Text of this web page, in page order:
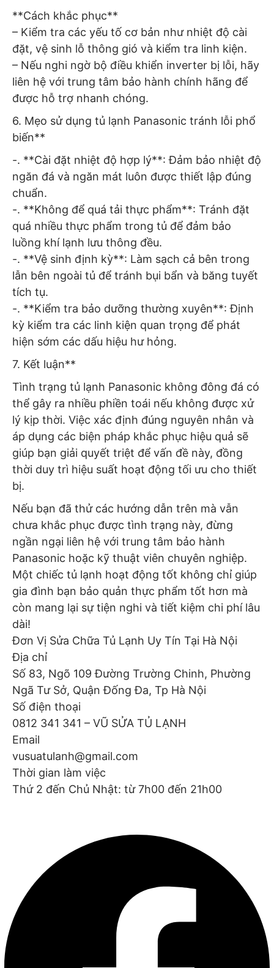
**Cách khắc phục**
– Kiểm tra các yếu tố cơ bản như nhiệt độ cài
đặt, vệ sinh lỗ thông gió và kiểm tra linh kiện.
– Nếu nghi ngờ bộ điều khiển inverter bị lỗi, hãy
liên hệ với trung tâm bảo hành chính hãng để
được hỗ trợ nhanh chóng.
6. Mẹo sử dụng tủ lạnh Panasonic tránh lỗi phổ
biến**
-. **Cài đặt nhiệt độ hợp lý**: Đảm bảo nhiệt độ
ngăn đá và ngăn mát luôn được thiết lập đúng
chuẩn.
-. **Không để quá tải thực phẩm**: Tránh đặt
quá nhiều thực phẩm trong tủ để đảm bảo
luồng khí lạnh lưu thông đều.
-. **Vệ sinh định kỳ**: Làm sạch cả bên trong
lẫn bên ngoài tủ để tránh bụi bẩn và băng tuyết
tích tụ.
-. **Kiểm tra bảo dưỡng thường xuyên**: Định
kỳ kiểm tra các linh kiện quan trọng để phát
hiện sớm các dấu hiệu hư hỏng.
7. Kết luận**
Tình trạng tủ lạnh Panasonic không đông đá có
thể gây ra nhiều phiền toái nếu không được xử
lý kịp thời. Việc xác định đúng nguyên nhân và
áp dụng các biện pháp khắc phục hiệu quả sẽ
giúp bạn giải quyết triệt để vấn đề này, đồng
thời duy trì hiệu suất hoạt động tối ưu cho thiết
bị.
Nếu bạn đã thử các hướng dẫn trên mà vẫn
chưa khắc phục được tình trạng này, đừng
ngần ngại liên hệ với trung tâm bảo hành
Panasonic hoặc kỹ thuật viên chuyên nghiệp.
Một chiếc tủ lạnh hoạt động tốt không chỉ giúp
gia đình bạn bảo quản thực phẩm tốt hơn mà
còn mang lại sự tiện nghi và tiết kiệm chi phí lâu
dài!
Đơn Vị Sửa Chữa Tủ Lạnh Uy Tín Tại Hà Nội
Địa chỉ
Số 83, Ngõ 109 Đường Trường Chinh, Phường
Ngã Tư Sở, Quận Đống Đa, Tp Hà Nội
Số điện thoại
0812 341 341 – VŨ SỬA TỦ LẠNH
Email
vusuatulanh@gmail.com
Thời gian làm việc
Thứ 2 đến Chủ Nhật: từ 7h00 đến 21h00